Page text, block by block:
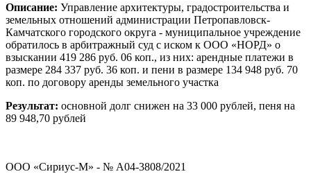
Описание: Управление архитектуры, градостроительства и
земельных отношений администрации Петропавловск-
Камчатского городского округа - муниципальное учреждение
обратилось в арбитражный суд с иском к ООО «НОРД» о
взыскании 419 286 руб. 06 коп., из них: арендные платежи в
размере 284 337 руб. 36 коп. и пени в размере 134 948 руб. 70
коп. по договору аренды земельного участка
Результат: основной долг снижен на 33 000 рублей, пеня на
89 948,70 рублей
ООО «Сириус-М» - № А04-3808/2021